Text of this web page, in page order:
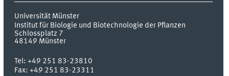
Universität Münster
Institut für Biologie und Biotechnologie der Pflanzen
Schlossplatz 7
48149 Münster
Tel:+49 251 83-23810
Fax:+49 251 83-23311